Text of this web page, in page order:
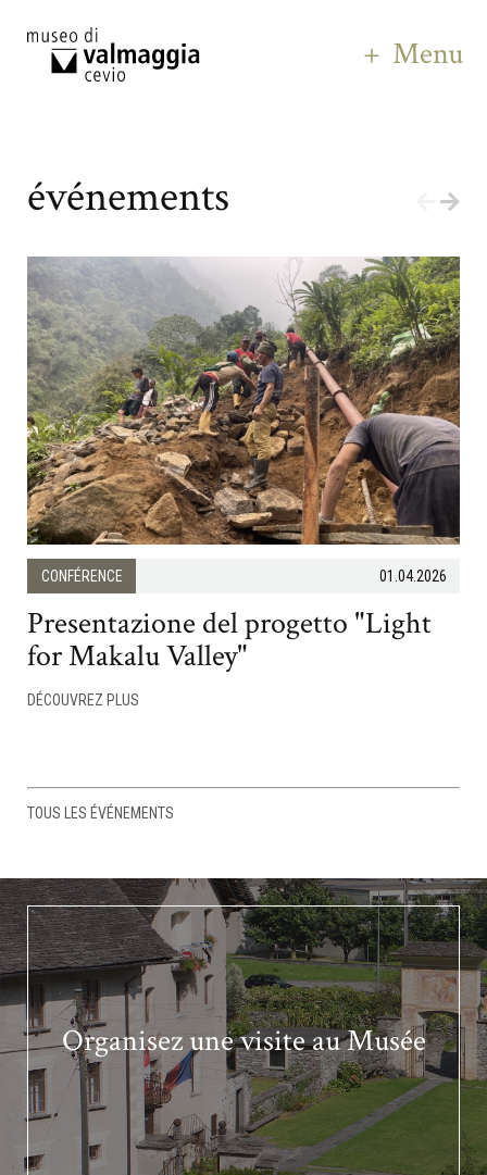
Menu
événements
CONFÉRENCE 01.04.2026
Presentazione del progetto "Light
for Makalu Valley"
DÉCOUVREZ PLUS
TOUS LES ÉVÉNEMENTS
Organisez une visite au Musée